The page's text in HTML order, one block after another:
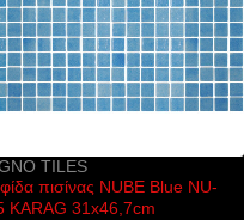
BAGNO TILES
Πλακάκι ONYX Bianco
KARAG 120x120cm